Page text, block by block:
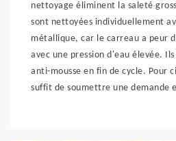
nettoyage éliminent la saleté
sont nettoyées individuellement
métallique, car le carreau a peur
avec une pression d'eau élevée.
anti-mousse en fin de cycle. Pour
suffit de soumettre une demande